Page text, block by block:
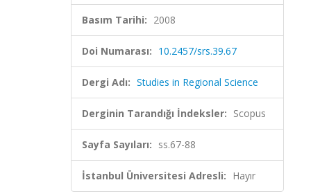
Basım Tarihi: 2008
Doi Numarası: 10.2457/srs.39.67
Dergi Adı: Studies in Regional Science
Derginin Tarandığı İndeksler: Scopus
Sayfa Sayıları: ss.67-88
İstanbul Üniversitesi Adresli: Hayır